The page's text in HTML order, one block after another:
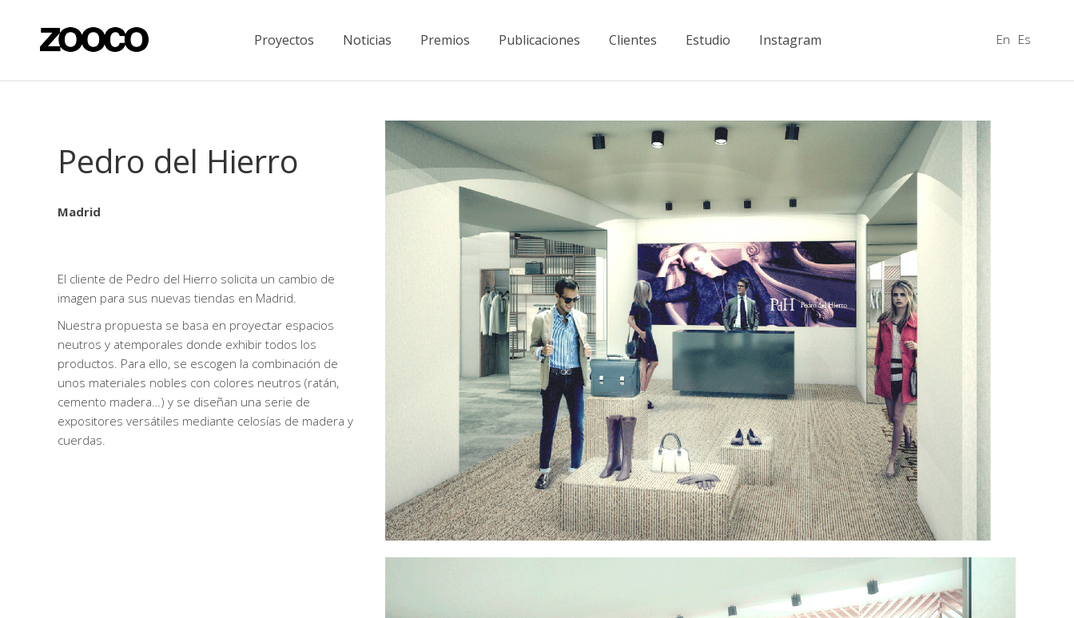
Proyectos Noticias Premios Publicaciones Clientes Estudio Instagram En Es
Pedro del Hierro
Madrid
El cliente de Pedro del Hierro solicita un cambio de
imagen para sus nuevas tiendas en Madrid.
Nuestra propuesta se basa en proyectar espacios
neutros y atemporales donde exhibir todos los
productos. Para ello, se escogen la combinación de
unos materiales nobles con colores neutros (ratán,
cemento madera…) y se diseñan una serie de
expositores versátiles mediante celosías de madera y
cuerdas.